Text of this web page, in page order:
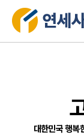
대한민국 행복